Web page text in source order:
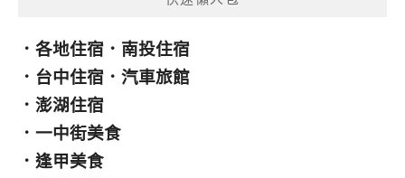
． 各地住宿 ． 南投住宿
． 台中住宿 ． 汽車旅館
． 澎湖住宿
． 一中街美食
． 逢甲美食